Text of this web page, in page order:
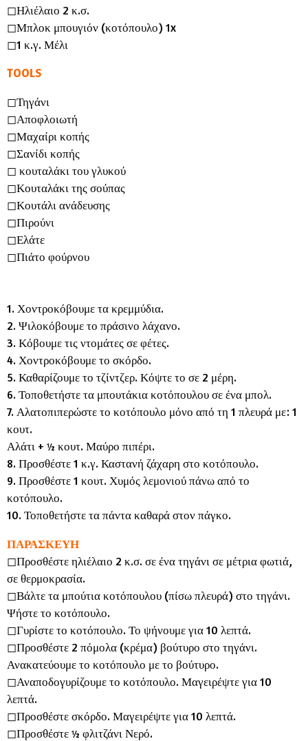
◻︎Ηλιέλαιο 2 κ.σ.
◻︎Μπλοκ μπουγιόν (κοτόπουλο) 1x
◻︎1 κ.γ. Μέλι
TOOLS
◻︎Τηγάνι
◻︎Αποφλοιωτή
◻︎Μαχαίρι κοπής
◻︎Σανίδι κοπής
◻︎ κουταλάκι του γλυκού
◻︎Κουταλάκι της σούπας
◻︎Κουτάλι ανάδευσης
◻︎Πιρούνι
◻︎Ελάτε
◻︎Πιάτο φούρνου
1. Χοντροκόβουμε τα κρεμμύδια.
2. Ψιλοκόβουμε το πράσινο λάχανο.
3. Κόβουμε τις ντομάτες σε φέτες.
4. Χοντροκόβουμε το σκόρδο.
5. Καθαρίζουμε το τζίντζερ. Κόψτε το σε 2 μέρη.
6. Τοποθετήστε τα μπουτάκια κοτόπουλου σε ένα μπολ.
7. Αλατοπιπερώστε το κοτόπουλο μόνο από τη 1 πλευρά με: 1
κουτ.
Αλάτι + ½ κουτ. Μαύρο πιπέρι.
8. Προσθέστε 1 κ.γ. Καστανή ζάχαρη στο κοτόπουλο.
9. Προσθέστε 1 κουτ. Χυμός λεμονιού πάνω από το
κοτόπουλο.
10. Τοποθετήστε τα πάντα καθαρά στον πάγκο.
ΠΑΡΑΣΚΕΥΗ
◻︎Προσθέστε ηλιέλαιο 2 κ.σ. σε ένα τηγάνι σε μέτρια φωτιά,
σε θερμοκρασία.
◻︎Βάλτε τα μπούτια κοτόπουλου (πίσω πλευρά) στο τηγάνι.
Ψήστε το κοτόπουλο.
◻︎Γυρίστε το κοτόπουλο. Το ψήνουμε για 10 λεπτά.
◻︎Προσθέστε 2 πόμολα (κρέμα) βούτυρο στο τηγάνι.
Ανακατεύουμε το κοτόπουλο με το βούτυρο.
◻︎Αναποδογυρίζουμε το κοτόπουλο. Μαγειρέψτε για 10
λεπτά.
◻︎Προσθέστε σκόρδο. Μαγειρέψτε για 10 λεπτά.
◻︎Προσθέστε ½ φλιτζάνι Νερό.